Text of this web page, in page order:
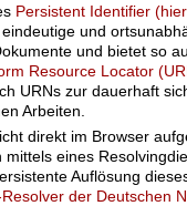
Persistent Identifier
und
und bietet so
Resource Locator
URNs zur dauerhaft
Arbeiten.
direkt im Browser
mittels eines
Auflösung
Resolver der Deutschen